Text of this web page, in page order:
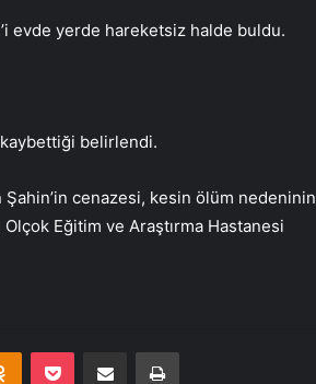
evde yerde hareketsiz halde buldu.
kaybettiği belirlendi.
cenazesi, kesin ölüm nedeninin
Eğitim ve Araştırma Hastanesi
Odnoklassniki
Pocket E-Posta ile paylaş Yazdır